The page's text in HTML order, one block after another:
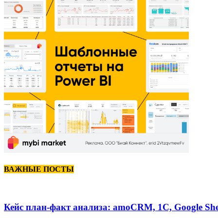
ВАЖНЫЕ ПОСТЫ
Кейс план-факт анализа: amoCRM, 1C, Google